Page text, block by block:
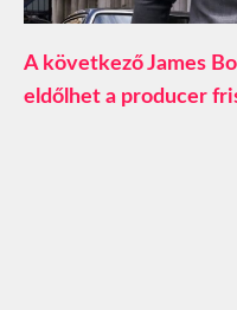
A következő James
eldőlhet a producer